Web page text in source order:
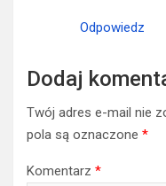
Odpowiedz
Dodaj
Twój adres e-mail nie
pola są oznaczone *
Komentarz *